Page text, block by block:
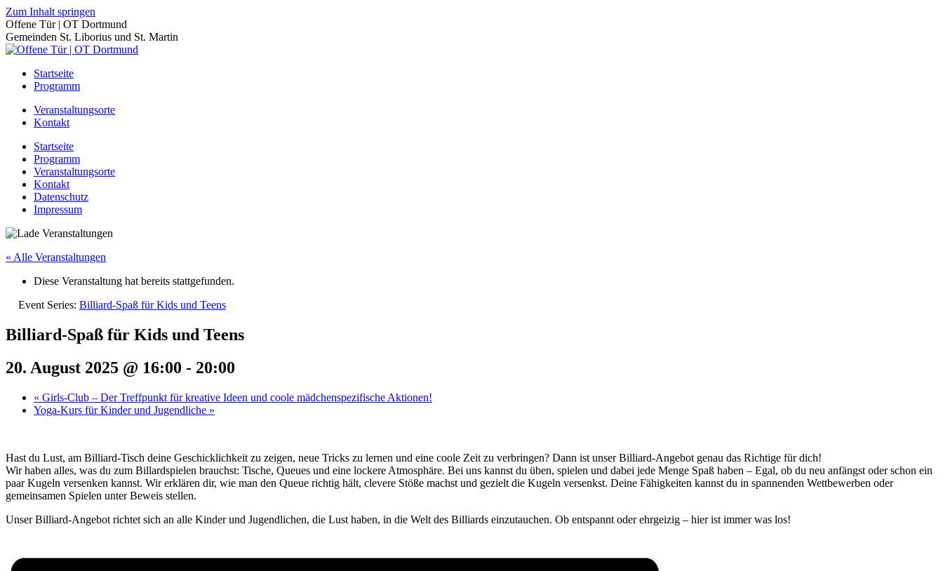
Zum Inhalt springen
Offene Tür | OT Dortmund
Gemeinden St. Liborius und St. Martin
Startseite
Programm
Veranstaltungsorte
Kontakt
Startseite
Programm
Veranstaltungsorte
Kontakt
Datenschutz
Impressum
« Alle Veranstaltungen
Diese Veranstaltung hat bereits stattgefunden.
Event Series: Billiard-Spaß für Kids und Teens
Billiard-Spaß für Kids und Teens
20. August 2025 @ 16:00 - 20:00
« Girls-Club – Der Treffpunkt für kreative Ideen und coole mädchenspezifische Aktionen!
Yoga-Kurs für Kinder und Jugendliche »
Hast du Lust, am Billiard-Tisch deine Geschicklichkeit zu zeigen, neue Tricks zu lernen und eine coole Zeit zu verbringen? Dann ist unser Billiard-Angebot genau das Richtige für dich!
Wir haben alles, was du zum Billardspielen brauchst: Tische, Queues und eine lockere Atmosphäre. Bei uns kannst du üben, spielen und dabei jede Menge Spaß haben – Egal, ob du neu anfängst oder schon ein
paar Kugeln versenken kannst. Wir erklären dir, wie man den Queue richtig hält, clevere Stöße machst und gezielt die Kugeln versenkst. Deine Fähigkeiten kannst du in spannenden Wettbewerben oder
gemeinsamen Spielen unter Beweis stellen.
Unser Billiard-Angebot richtet sich an alle Kinder und Jugendlichen, die Lust haben, in die Welt des Billiards einzutauchen. Ob entspannt oder ehrgeizig – hier ist immer was los!